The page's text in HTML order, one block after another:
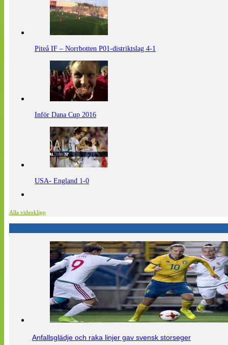
Piteå IF – Norrbotten P01-distriktslag 4-1
Inför Dana Cup 2016
USA- England 1-0
Alla videoklipp
Anfallsglädje och raka linjer gav svensk storseger